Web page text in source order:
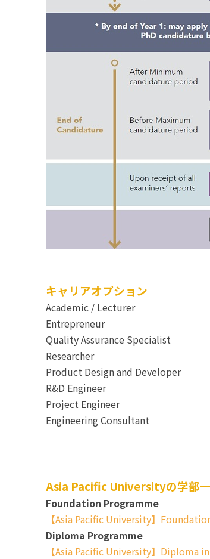
キャリアオプション
Academic / Lecturer
Entrepreneur
Quality Assurance Specialist
Researcher
Product Design and Developer
R&D Engineer
Project Engineer
Engineering Consultant
Asia Pacific Universityの学部
Foundation Programme
【Asia Pacific University】
Diploma Programme
【Asia Pacific University】